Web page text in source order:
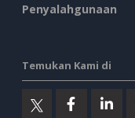
Penyalahgunaan
Temukan Kami di